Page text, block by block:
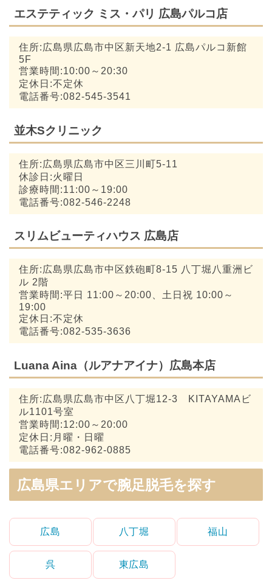
エステティック ミス・パリ 広島パルコ店
住所:広島県広島市中区新天地2-1 広島パルコ新館
5F
営業時間:10:00～20:30
定休日:不定休
電話番号:082-545-3541
並木Sクリニック
住所:広島県広島市中区三川町5-11
休診日:火曜日
診療時間:11:00～19:00
電話番号:082-546-2248
スリムビューティハウス 広島店
住所:広島県広島市中区鉄砲町8-15 八丁堀八重洲ビ
ル 2階
営業時間:平日 11:00～20:00、土日祝 10:00～
19:00
定休日:不定休
電話番号:082-535-3636
Luana Aina（ルアナアイナ）広島本店
住所:広島県広島市中区八丁堀12-3 KITAYAMAビ
ル1101号室
営業時間:12:00～20:00
定休日:月曜・日曜
電話番号:082-962-0885
広島県エリアで腕足脱毛を探す
広島 八丁堀 福山
呉 東広島